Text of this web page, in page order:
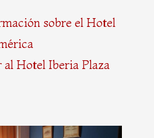
sobre el Hotel
al Hotel Iberia Plaza